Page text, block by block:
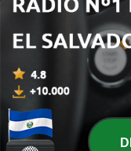
Restauracion